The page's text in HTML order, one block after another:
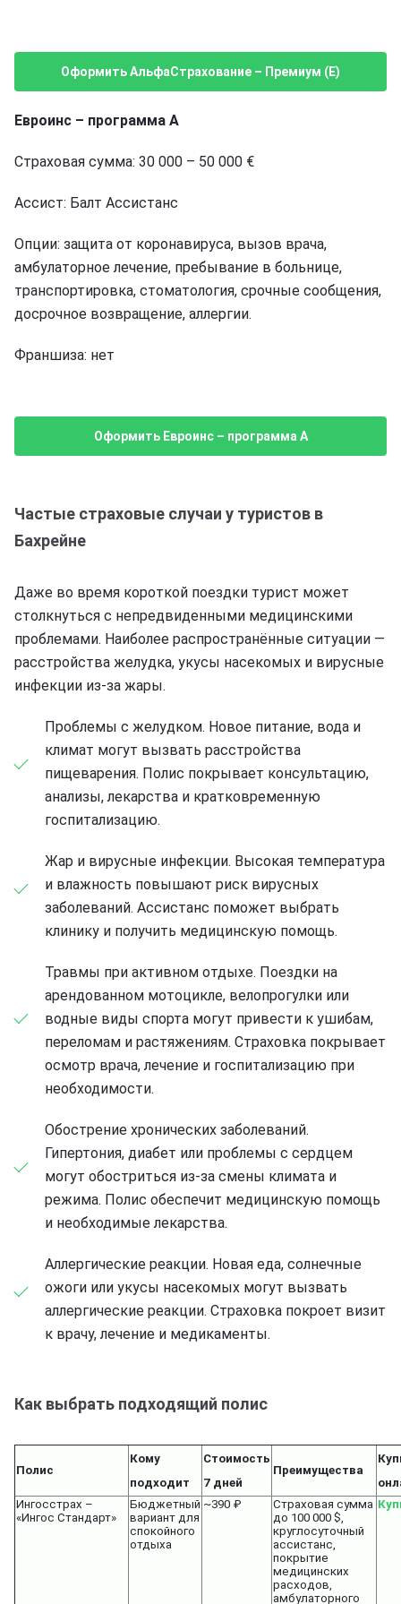
Оформить АльфаСтрахование – Премиум (E)
Евроинс – программа A
Страховая сумма: 30 000 – 50 000 €
Ассист: Балт Ассистанс
Опции: защита от коронавируса, вызов врача,
амбулаторное лечение, пребывание в больнице,
транспортировка, стоматология, срочные сообщения,
досрочное возвращение, аллергии.
Франшиза: нет
Оформить Евроинс – программа A
Частые страховые случаи у туристов в
Бахрейне
Даже во время короткой поездки турист может
столкнуться с непредвиденными медицинскими
проблемами. Наиболее распространённые ситуации —
расстройства желудка, укусы насекомых и вирусные
инфекции из-за жары.
Проблемы с желудком. Новое питание, вода и
климат могут вызвать расстройства
пищеварения. Полис покрывает консультацию,
анализы, лекарства и кратковременную
госпитализацию.
Жар и вирусные инфекции. Высокая температура
и влажность повышают риск вирусных
заболеваний. Ассистанс поможет выбрать
клинику и получить медицинскую помощь.
Травмы при активном отдыхе. Поездки на
арендованном мотоцикле, велопрогулки или
водные виды спорта могут привести к ушибам,
переломам и растяжениям. Страховка покрывает
осмотр врача, лечение и госпитализацию при
необходимости.
Обострение хронических заболеваний.
Гипертония, диабет или проблемы с сердцем
могут обостриться из-за смены климата и
режима. Полис обеспечит медицинскую помощь
и необходимые лекарства.
Аллергические реакции. Новая еда, солнечные
ожоги или укусы насекомых могут вызвать
аллергические реакции. Страховка покроет визит
к врачу, лечение и медикаменты.
Как выбрать подходящий полис
Полис
Кому
подходит
Стоимость
7 дней
Преимущества
Ингосстрах –
«Ингос Стандарт»
Бюджетный
вариант для
спокойного
отдыха
~390 ₽
Страховая сумма
до 100 000 $,
круглосуточный
ассистанс,
покрытие
медицинских
расходов,
амбулаторного